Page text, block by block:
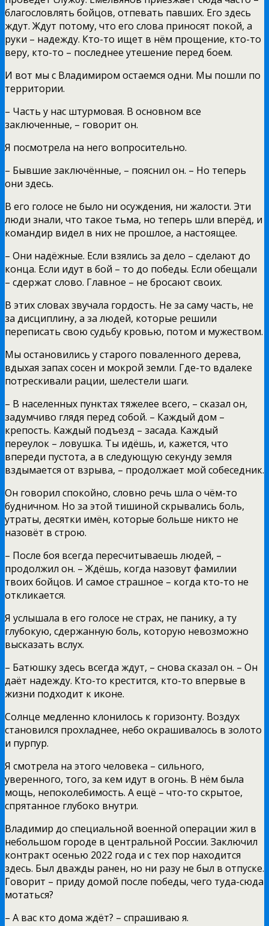
благословлять бойцов, отпевать павших. Его здесь
ждут. Ждут потому, что его слова приносят покой, а
руки – надежду. Кто-то ищет в нём прощение, кто-то
веру, кто-то – последнее утешение перед боем.
И вот мы с Владимиром остаемся одни. Мы пошли по
территории.
– Часть у нас штурмовая. В основном все
заключенные, – говорит он.
Я посмотрела на него вопросительно.
– Бывшие заключённые, – пояснил он. – Но теперь
они здесь.
В его голосе не было ни осуждения, ни жалости. Эти
люди знали, что такое тьма, но теперь шли вперёд, и
командир видел в них не прошлое, а настоящее.
– Они надёжные. Если взялись за дело – сделают до
конца. Если идут в бой – то до победы. Если обещали
– сдержат слово. Главное – не бросают своих.
В этих словах звучала гордость. Не за саму часть, не
за дисциплину, а за людей, которые решили
переписать свою судьбу кровью, потом и мужеством.
Мы остановились у старого поваленного дерева,
вдыхая запах сосен и мокрой земли. Где-то вдалеке
потрескивали рации, шелестели шаги.
– В населенных пунктах тяжелее всего, – сказал он,
задумчиво глядя перед собой. – Каждый дом –
крепость. Каждый подъезд – засада. Каждый
переулок – ловушка. Ты идёшь, и, кажется, что
впереди пустота, а в следующую секунду земля
вздымается от взрыва, – продолжает мой собеседник.
Он говорил спокойно, словно речь шла о чём-то
будничном. Но за этой тишиной скрывались боль,
утраты, десятки имён, которые больше никто не
назовёт в строю.
– После боя всегда пересчитываешь людей, –
продолжил он. – Ждёшь, когда назовут фамилии
твоих бойцов. И самое страшное – когда кто-то не
откликается.
Я услышала в его голосе не страх, не панику, а ту
глубокую, сдержанную боль, которую невозможно
высказать вслух.
– Батюшку здесь всегда ждут, – снова сказал он. – Он
даёт надежду. Кто-то крестится, кто-то впервые в
жизни подходит к иконе.
Солнце медленно клонилось к горизонту. Воздух
становился прохладнее, небо окрашивалось в золото
и пурпур.
Я смотрела на этого человека – сильного,
уверенного, того, за кем идут в огонь. В нём была
мощь, непоколебимость. А ещё – что-то скрытое,
спрятанное глубоко внутри.
Владимир до специальной военной операции жил в
небольшом городе в центральной России. Заключил
контракт осенью 2022 года и с тех пор находится
здесь. Был дважды ранен, но ни разу не был в отпуске.
Говорит – приду домой после победы, чего туда-сюда
мотаться?
– А вас кто дома ждёт? – спрашиваю я.